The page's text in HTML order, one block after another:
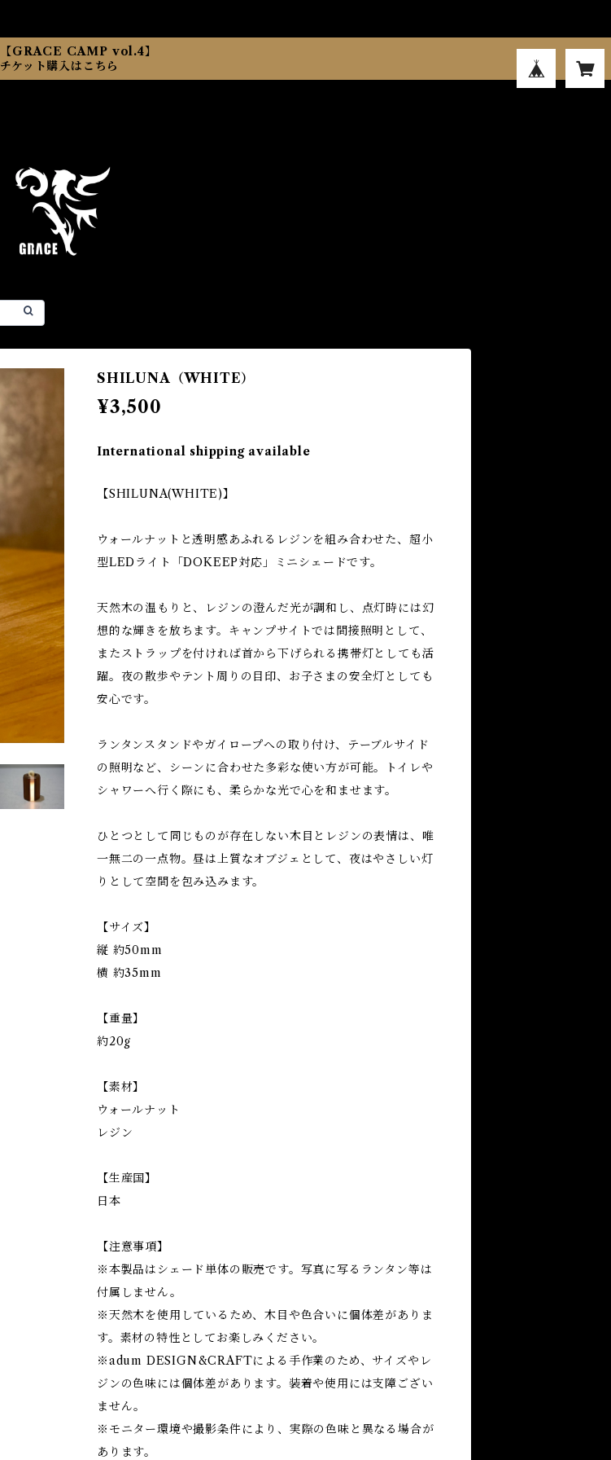
【GRACE CAMP vol.4】
チケット購入はこちら
SHILUNA（WHITE）
¥3,500
International shipping available
【SHILUNA(WHITE)】
ウォールナットと透明感あふれるレジンを組み合わせた、超小
型LEDライト「DOKEEP対応」ミニシェードです。
天然木の温もりと、レジンの澄んだ光が調和し、点灯時には幻
想的な輝きを放ちます。キャンプサイトでは間接照明として、
またストラップを付ければ首から下げられる携帯灯としても活
躍。夜の散歩やテント周りの目印、お子さまの安全灯としても
安心です。
ランタンスタンドやガイロープへの取り付け、テーブルサイド
の照明など、シーンに合わせた多彩な使い方が可能。トイレや
シャワーへ行く際にも、柔らかな光で心を和ませます。
ひとつとして同じものが存在しない木目とレジンの表情は、唯
一無二の一点物。昼は上質なオブジェとして、夜はやさしい灯
りとして空間を包み込みます。
【サイズ】
縦 約50mm
横 約35mm
【重量】
約20g
【素材】
ウォールナット
レジン
【生産国】
日本
【注意事項】
※本製品はシェード単体の販売です。写真に写るランタン等は
付属しません。
※天然木を使用しているため、木目や色合いに個体差がありま
す。素材の特性としてお楽しみください。
※adum DESIGN&CRAFTによる手作業のため、サイズやレ
ジンの色味には個体差があります。装着や使用には支障ござい
ません。
※モニター環境や撮影条件により、実際の色味と異なる場合が
あります。